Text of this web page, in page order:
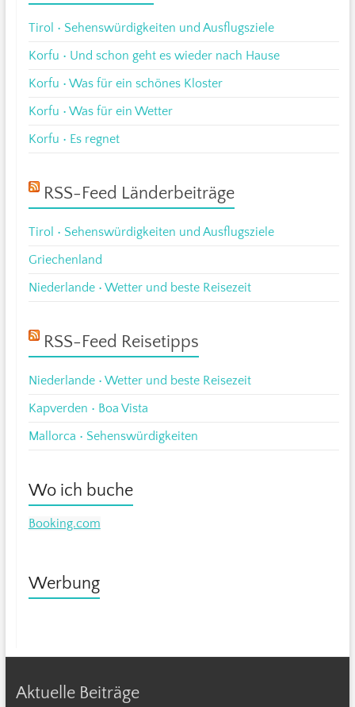
Tirol • Sehenswürdigkeiten und Ausflugsziele
Korfu • Und schon geht es wieder nach Hause
Korfu • Was für ein schönes Kloster
Korfu • Was für ein Wetter
Korfu • Es regnet
RSS-Feed Länderbeiträge
Tirol • Sehenswürdigkeiten und Ausflugsziele
Griechenland
Niederlande • Wetter und beste Reisezeit
RSS-Feed Reisetipps
Niederlande • Wetter und beste Reisezeit
Kapverden • Boa Vista
Mallorca • Sehenswürdigkeiten
Wo ich buche
Booking.com
Werbung
Aktuelle Beiträge